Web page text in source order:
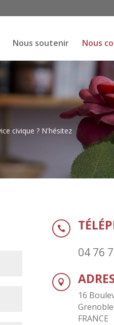
Nous soutenir Nous
civique ? N'hésitez

04 76

16
FRANCE